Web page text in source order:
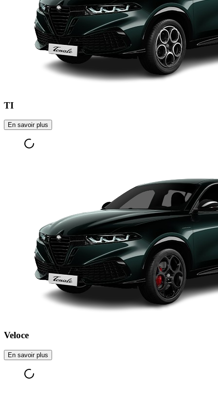
TI
En savoir plus
Veloce
En savoir plus